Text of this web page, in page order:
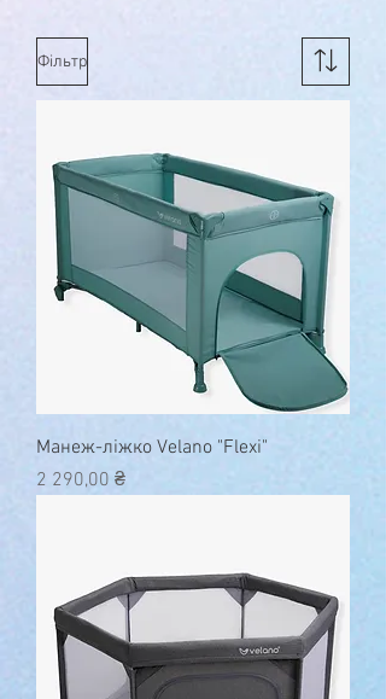
Фільтр
Манеж-ліжко Velano "Flexi"
Ціна
2 290,00 ₴